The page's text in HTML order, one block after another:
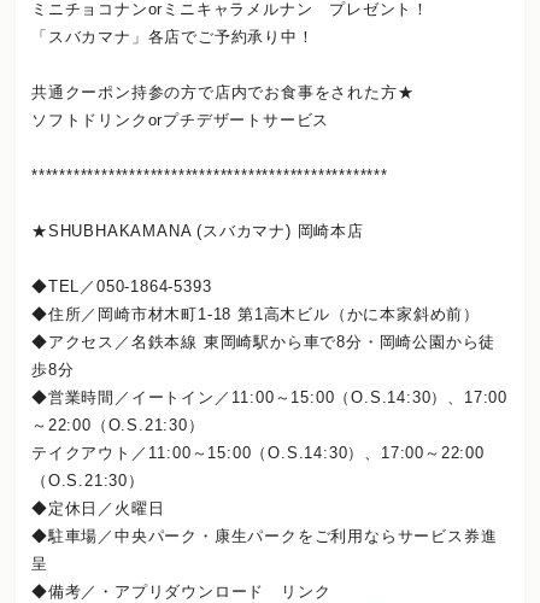
ミニチョコナンorミニキャラメルナン プレゼント！
「スバカマナ」各店でご予約承り中！
共通クーポン持参の方で店内でお食事をされた方★
ソフトドリンクorプチデザートサービス
***************************************************
★SHUBHAKAMANA (スバカマナ) 岡崎本店
◆TEL／050-1864-5393
◆住所／岡崎市材木町1-18 第1高木ビル（かに本家斜め前）
◆アクセス／名鉄本線 東岡崎駅から車で8分・岡崎公園から徒
歩8分
◆営業時間／イートイン／11:00～15:00（O.S.14:30）、17:00
～22:00（O.S.21:30）
テイクアウト／11:00～15:00（O.S.14:30）、17:00～22:00
（O.S.21:30）
◆定休日／火曜日
◆駐車場／中央パーク・康生パークをご利用ならサービス券進
呈
◆備考／・アプリダウンロード リンク